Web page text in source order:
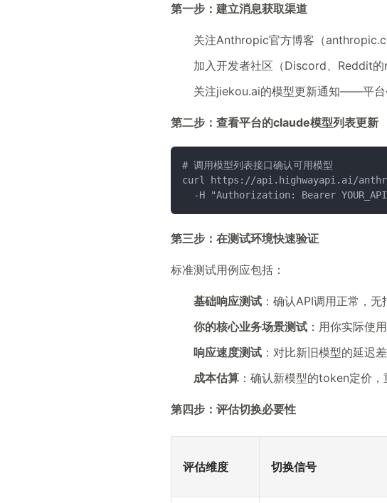
第一步：建立消息获取渠道
关注Anthropic官方博客（
加入开发者社区（Discord、Reddit的
关注jiekou.ai的模型更新通知——平台
第二步：查看平台的claude模型列表更新
# 调用模型列表接口确认可用模型
curl https://api.highwayapi.ai/
-H "Authorization: Bearer
第三步：在测试环境快速验证
标准测试用例应包括：
基础响应测试 ：确认API调用正常，无
你的核心业务场景测试 ：用你实际使
响应速度测试 ：对比新旧模型的延迟
成本估算 ：确认新模型的token定价
第四步：评估切换必要性
评估维度 切换信号